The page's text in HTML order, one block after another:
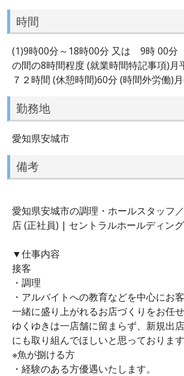
時間
(1)9時00分～18時00分 又は 9時 00
の間の8時間程度 (就業時間特記事項)
７２時間 (休憩時間)60分 (時間外労働)
勤務地
愛知県安城市
備考
愛知県安城市の調理・ホールスタッフ
店 (正社員) | セントラルホールディン
▼仕事内容
接客
・調理
・アルバイトへの教育などを中心にお
一緒に盛り上がれるお店づくりをお任せ
ゆくゆきは一店舗に留まらず、新規出
にも取り組んでほしいと思っております
※魚が捌ける方
・経験のある方優遇いたします。